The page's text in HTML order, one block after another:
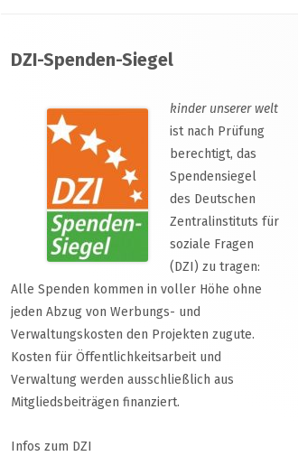
Inhalt
DZI-Spenden-Siegel
kinder unserer welt
ist nach Prüfung
berechtigt, das
Spendensiegel
des Deutschen
Zentralinstituts für
soziale Fragen
(DZI) zu tragen:
Alle Spenden kommen in voller Höhe ohne
jeden Abzug von Werbungs- und
Verwaltungskosten den Projekten zugute.
Kosten für Öffentlichkeitsarbeit und
Verwaltung werden ausschließlich aus
Mitgliedsbeiträgen finanziert.
Infos zum DZI